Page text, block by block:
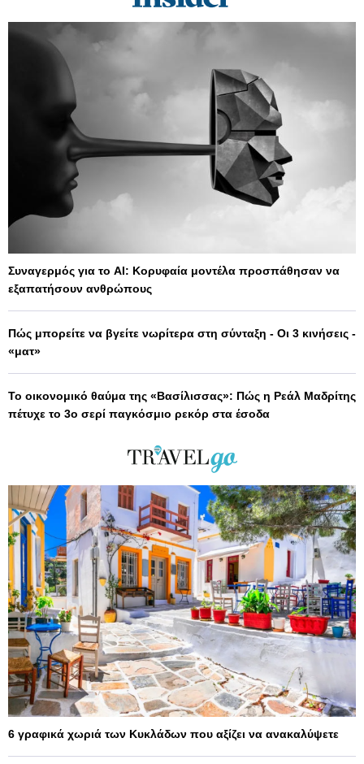
Συναγερμός για το AI: Κορυφαία μοντέλα προσπάθησαν να
εξαπατήσουν ανθρώπους
Πώς μπορείτε να βγείτε νωρίτερα στη σύνταξη - Οι 3 κινήσεις -
«ματ»
Το οικονομικό θαύμα της «Βασίλισσας»: Πώς η Ρεάλ Μαδρίτης
πέτυχε το 3ο σερί παγκόσμιο ρεκόρ στα έσοδα
6 γραφικά χωριά των Κυκλάδων που αξίζει να ανακαλύψετε